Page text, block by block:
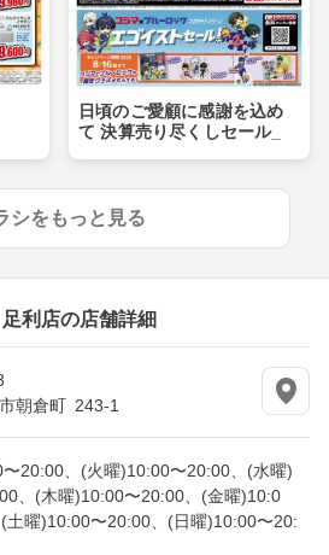
日頃のご愛顧に感謝を込め
て 決算売り尽くしセール_
シをもっと見る
利店の店舗詳細
朝倉町 243-1
20:00、(火曜)10:00〜20:00、(水曜)
、(木曜)10:00〜20:00、(金曜)10:0
土曜)10:00〜20:00、(日曜)10:00〜20: